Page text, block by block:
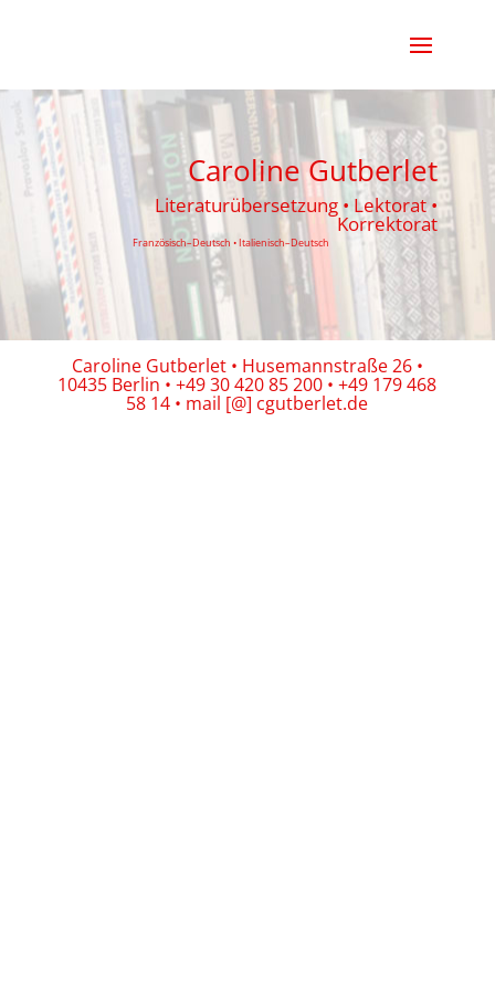
Caroline Gutberlet
Literaturübersetzung • Lektorat •
Korrektorat
Französisch–Deutsch • Italienisch–Deutsch
Caroline Gutberlet • Husemannstraße 26 •
10435 Berlin • +49 30 420 85 200 • +49 179 468
58 14 • mail [@] cgutberlet.de